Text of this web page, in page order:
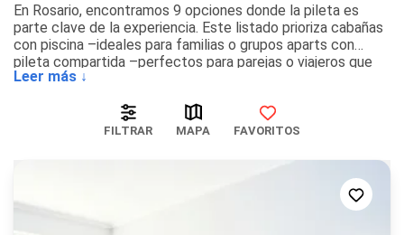
En Rosario, encontramos 9 opciones donde la pileta es
parte clave de la experiencia. Este listado prioriza cabañas
con piscina –ideales para familias o grupos aparts con
pileta compartida –perfectos para parejas o viajeros que
prefieren un estilo más práctico–. Para quienes priorizan
con áreas de natación bien mantenidas. La información
concreta que necesitas, contacto directo para obtener el
Leer más ↓
FILTRAR MAPA FAVORITOS